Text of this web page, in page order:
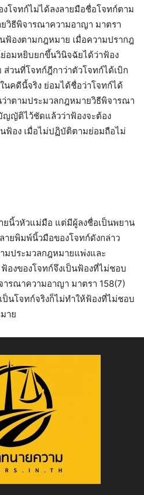
โจทก์ไม่ได้ลงลายมือชื่อโจทก์ตาม
ธีพิจารณาความอาญา มาตรา
ฟ้องตามกฎหมาย เมื่อความปรากฎ
มหยิบยกขึ้นวินิจฉัยได้ว่าฟ้อง
วนที่โจทก์ฎีกาว่าตัวโจทก์ได้เบิก
นคดีนี้จริง ย่อมได้ชื่อว่าโจทก์ได้
าตามประมวลกฎหมายวิธีพิจารณา
ญญัติไว้ชัดแล้วว่าฟ้องจะต้อง
ฟ้อง เมื่อไม่ปฏิบัติตามย่อมถือไม่
ยนิ้วหัวแม่มือ แต่มีผู้ลงชื่อเป็นพยาน
ายพิมพ์นิ้วมือของโจทก์ดังกล่าว
มประมวลกฎหมายแพ่งและ
องของโจทก์จึงเป็นฟ้องที่ไม่ชอบ
รณาความอาญา มาตรา 158(7)
ป็นโจทก์จริงก็ไม่ทำให้ฟ้องที่ไม่ชอบ
าย